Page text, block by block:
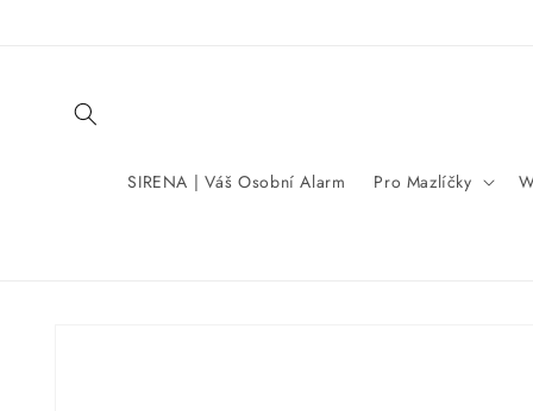
SIRENA | Váš Osobní Alarm Pro Mazlíčky